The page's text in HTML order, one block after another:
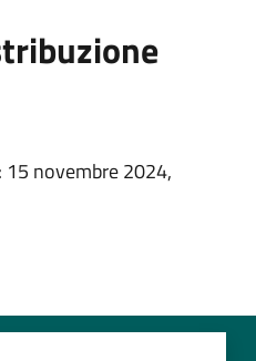
: 15 novembre 2024,